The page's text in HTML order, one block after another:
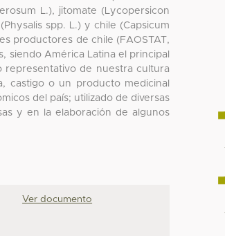
L.), jitomate (Lycopersicon
spp. L.) y chile (Capsicum
productores de chile (FAOSTAT,
siendo América Latina el principal
representativo de nuestra cultura
castigo o un producto medicinal
del país; utilizado de diversas
y en la elaboración de algunos
Ver documento